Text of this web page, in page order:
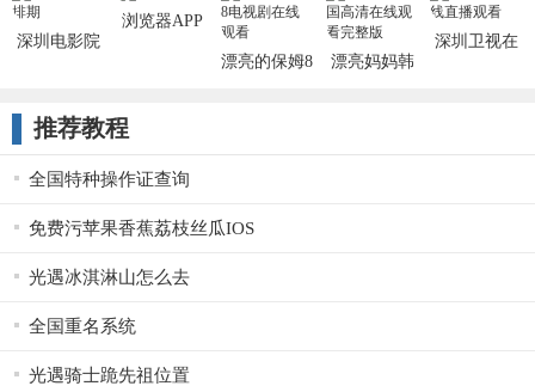
深圳电影院
浏览器APP
漂亮的保姆8
漂亮妈妈韩
深圳卫视在
推荐教程
全国特种操作证查询
免费污苹果香蕉荔枝丝瓜IOS
光遇冰淇淋山怎么去
全国重名系统
光遇骑士跪先祖位置